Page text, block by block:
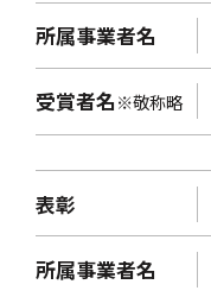
所属事業者名
受賞者名※敬称略
表彰
所属事業者名